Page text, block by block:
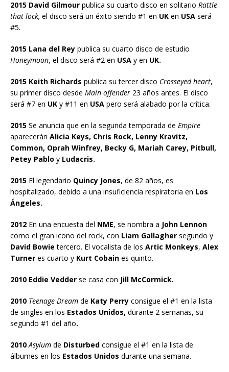
2015 David Gilmour publica su cuarto disco en solitario Rattle
that lock, el disco será un éxito siendo #1 en UK en USA será
#5.
2015 Lana del Rey publica su cuarto disco de estudio
Honeymoon, el disco será #2 en USA y en UK.
2015 Keith Richards publica su tercer disco Crosseyed heart,
su primer disco desde Main offender 23 años antes. El disco
será #7 en UK y #11 en USA pero será alabado por la crítica.
2015 Se anuncia que en la segunda temporada de Empire
aparecerán Alicia Keys, Chris Rock, Lenny Kravitz,
Common, Oprah Winfrey, Becky G, Mariah Carey, Pitbull,
Petey Pablo y Ludacris.
2015 El legendario Quincy Jones, de 82 años, es
hospitalizado, debido a una insuficiencia respiratoria en Los
Ángeles.
2012 En una encuesta del NME, se nombra a John Lennon
como el gran icono del rock, con Liam Gallagher segundo y
David Bowie tercero. El vocalista de los Artic Monkeys, Alex
Turner es cuarto y Kurt Cobain es quinto.
2010 Eddie Vedder se casa con Jill McCormick.
2010 Teenage Dream de Katy Perry consigue el #1 en la lista
de singles en los Estados Unidos, durante 2 semanas, su
segundo #1 del año.
2010Asylum de Disturbed consigue el #1 en la lista de
álbumes en los Estados Unidos durante una semana.